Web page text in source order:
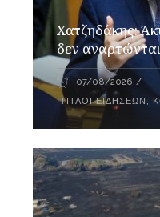
Xατζηδάκης:
δεν
07/08/2026
ΤΊΤΛΟΙ ΕΙΔΉΣΕΩΝ ,